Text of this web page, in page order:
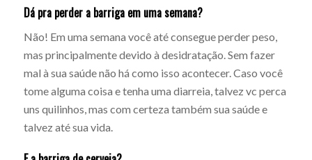
Dá pra perder a barriga em uma semana?
Não! Em uma semana você até consegue perder peso,
mas principalmente devido à desidratação. Sem fazer
mal à sua saúde não há como isso acontecer. Caso você
tome alguma coisa e tenha uma diarreia, talvez vc perca
uns quilinhos, mas com certeza também sua saúde e
talvez até sua vida.